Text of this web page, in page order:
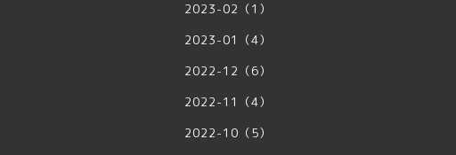
2023-02（1）
2023-01（4）
2022-12（6）
2022-11（4）
2022-10（5）